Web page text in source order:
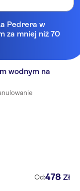
Pedrera w
za mniej niż 70
wodnym na
Od:478 Zł